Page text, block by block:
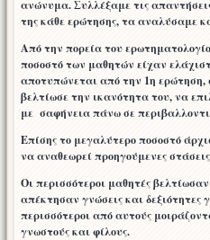
ανώνυμα. Συλλέξαμε τις
της κάθε ερώτησης, τα αναλύσαμε
Από την πορεία του
ποσοστό των μαθητών είχαν
αποτυπώνεται από την 1η ερώτηση,
βελτίωσε την ικανότητα του, να
με σαφήνεια πάνω σε
Επίσης το μεγαλύτερο ποσοστό
να αναθεωρεί προηγούμενες
Οι περισσότεροι μαθητές
απέκτησαν γνώσεις και δεξιότητες
περισσότεροι από αυτούς
γνωστούς και φίλους.